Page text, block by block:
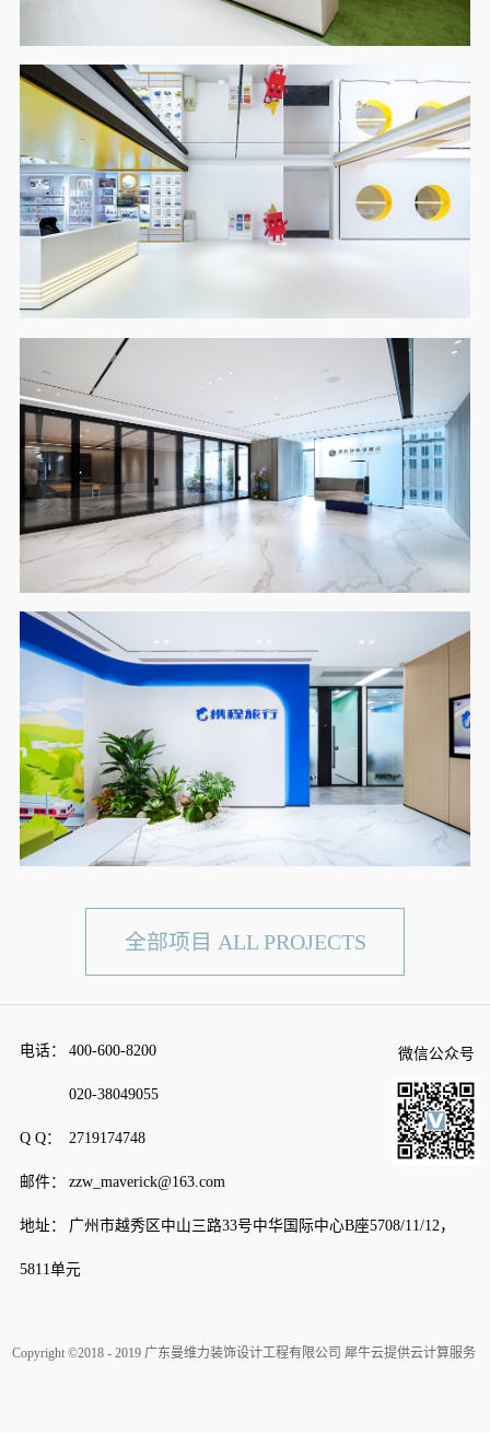
全部项目 ALL PROJECTS
电话： 400-600-8200
020-38049055
Q Q： 2719174748
邮件： zzw_maverick@163.com
地址： 广州市越秀区中山三路33号中华国际中心B座5708/11/12，
5811单元
微信公众号
Copyright ©2018 - 2019 广东曼维力装饰设计工程有限公司 犀牛云提供云计算服务